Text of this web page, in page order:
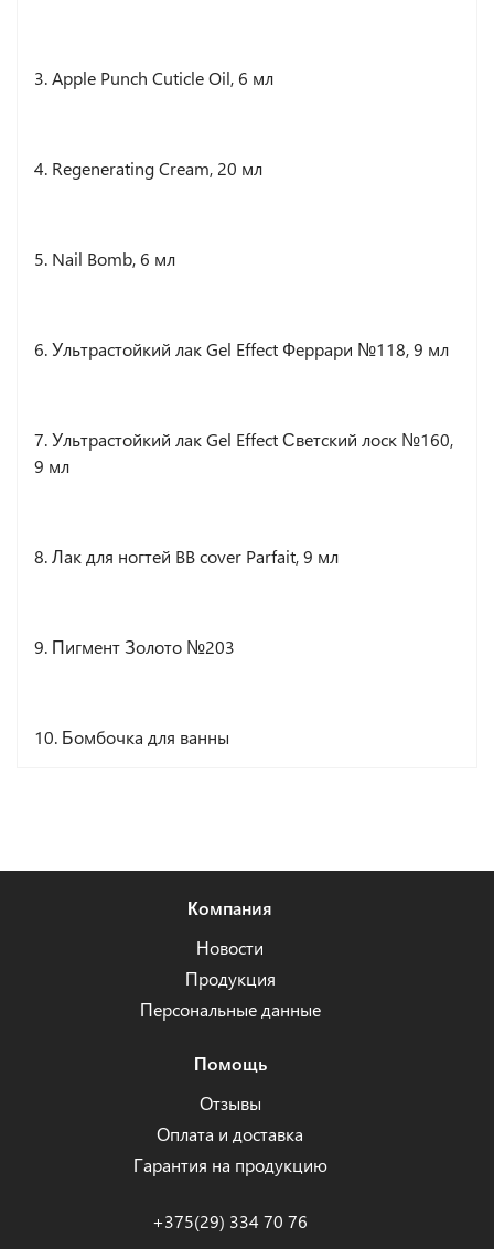
3. Apple Punch Cuticle Oil, 6 мл
4. Regenerating Cream, 20 мл
5. Nail Bomb, 6 мл
6. Ультрастойкий лак Gel Effect Феррари №118, 9 мл
7. Ультрастойкий лак Gel Effect Светский лоск №160,
9 мл
8. Лак для ногтей BB cover Parfait, 9 мл
9. Пигмент Золото №203
10. Бомбочка для ванны
Компания
Новости
Продукция
Персональные данные
Помощь
Отзывы
Оплата и доставка
Гарантия на продукцию
+375(29) 334 70 76